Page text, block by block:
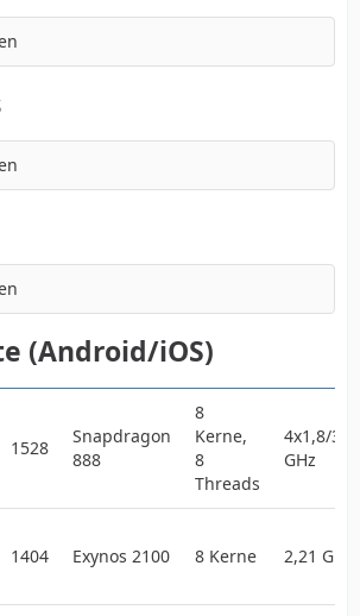
(Android/iOS)
1528
Snapdragon
888
8
Kerne,
8
Threads
4x1,8/
GHz
1404 Exynos 2100 8 Kerne 2,21 GHz